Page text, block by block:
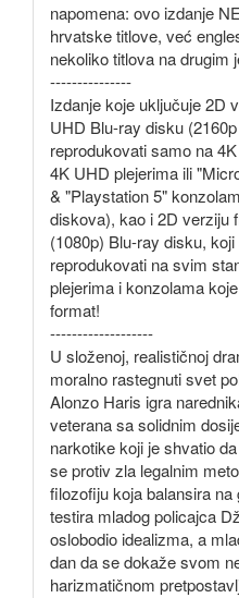
napomena: ovo izdanje
hrvatske titlove, već
nekoliko titlova na drugim
---------------
Izdanje koje uključuje 2D
UHD Blu-ray disku
reprodukovati samo na
4K UHD plejerima ili
& "Playstation 5"
diskova), kao i 2D verziju
(1080p) Blu-ray disku,
reprodukovati na svim
plejerima i konzolama
format!
-------------------
U složenoj, realističnoj
moralno rastegnuti svet
Alonzo Haris igra
veterana sa solidnim
narkotike koji je shvatio
se protiv zla legalnim
filozofiju koja balansira
testira mladog policajca
oslobodio idealizma, a
dan da se dokaže svom
harizmatičnom